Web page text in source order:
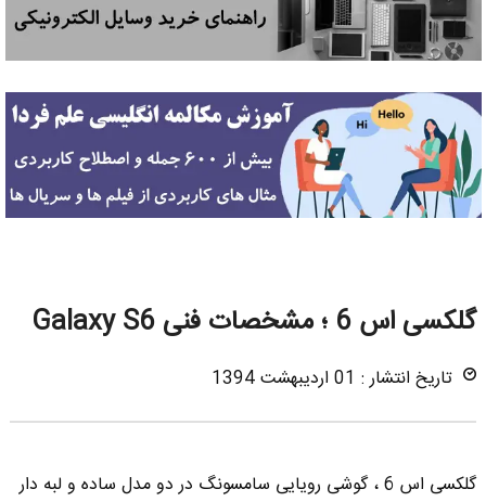
گلکسی اس 6 ؛ مشخصات فنی Galaxy S6
تاریخ انتشار : 01 اردیبهشت 1394
گلکسی اس 6 ، گوشی رویایی سامسونگ در دو مدل ساده و لبه دار